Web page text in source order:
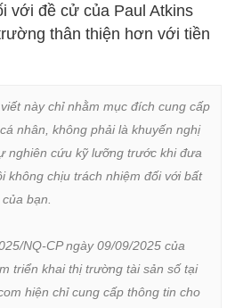
với đề cử của Paul Atkins
thân thiện hơn với tiền
này chỉ nhằm mục đích cung cấp
nhân, không phải là khuyến nghị
nghiên cứu kỹ lưỡng trước khi đưa
không chịu trách nhiệm đối với bất
bạn.
NQ-CP ngày 09/09/2025 của
triển khai thị trường tài sản số tại
hiện chỉ cung cấp thông tin cho